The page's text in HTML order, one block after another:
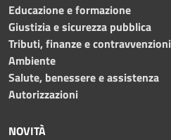
Educazione e formazione
Giustizia e sicurezza pubblica
Tributi, finanze e contravvenzioni
Ambiente
Salute, benessere e assistenza
Autorizzazioni
NOVITÀ